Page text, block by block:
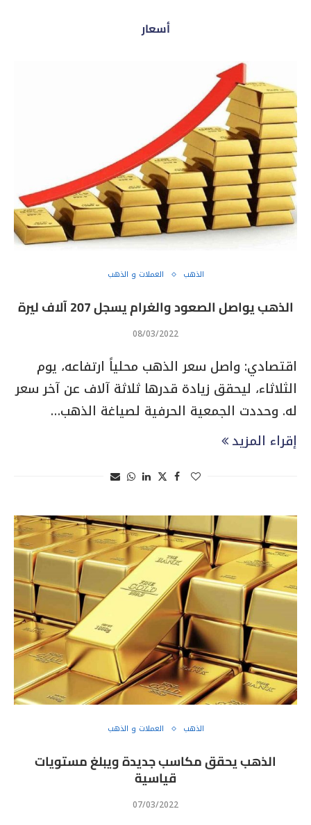
أسعار
الذهب العملات و الذهب
الذهب يواصل الصعود والغرام يسجل 207 آلاف ليرة
08/03/2022
اقتصادي: واصل سعر الذهب محلياً ارتفاعه، يوم
الثلاثاء، ليحقق زيادة قدرها ثلاثة آلاف عن آخر سعر
له. وحددت الجمعية الحرفية لصياغة الذهب…
إقراء المزيد
الذهب العملات و الذهب
الذهب يحقق مكاسب جديدة ويبلغ مستويات
قياسية
07/03/2022